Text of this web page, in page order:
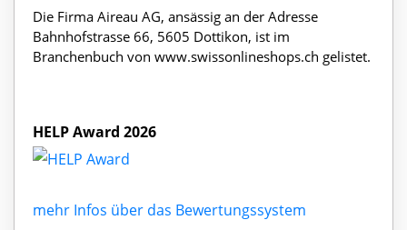
Die Firma Aireau AG, ansässig an der Adresse
Bahnhofstrasse 66, 5605 Dottikon, ist im
Branchenbuch von www.swissonlineshops.ch gelistet.
HELP Award 2026
mehr Infos über das Bewertungssystem